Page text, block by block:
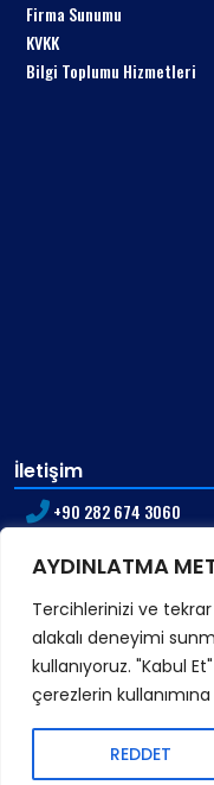
AYDINLATMA
Tercihlerinizi ve
alakalı deneyimi
kullanıyoruz. "Kabul
çerezlerin
REDDET
Firma Sunumu
KVKK
Bilgi Toplumu Hizmetleri
İletişim
+90 282 674 3060
📠 Faks: +90 282 674 40
Akcan